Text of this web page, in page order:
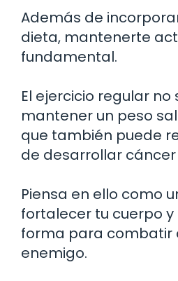
Además de
dieta, mantenerte
fundamental.
El ejercicio regular no
mantener un peso
que también puede
de desarrollar
Piensa en ello como
fortalecer tu cuerpo
forma para combatir
enemigo.